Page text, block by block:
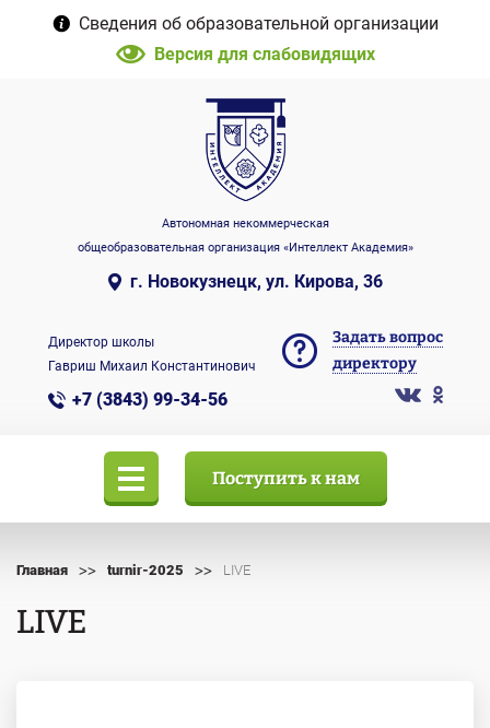
Сведения об образовательной организации
Версия для слабовидящих
Автономная некоммерческая
общеобразовательная организация «Интеллект Академия»
г. Новокузнецк, ул. Кирова, 36
Директор школы
Гавриш Михаил Константинович
+7 (3843) 99-34-56
Задать вопрос
директору
Поступить к нам
Главная >> turnir-2025 >> LIVE
LIVE